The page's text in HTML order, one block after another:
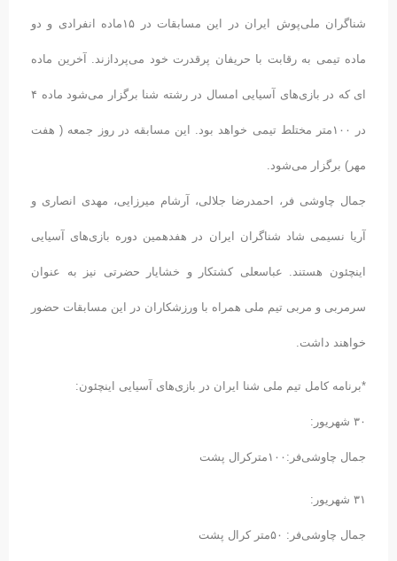
شناگران ملی‌پوش ایران در این مسابقات در ۱۵ماده انفرادی و دو
ماده تیمی به رقابت با حریفان پرقدرت خود می‌پردازند. آخرین ماده
ای که در بازی‌های آسیایی امسال در رشته شنا برگزار می‌شود ماده ۴
در ۱۰۰متر مختلط تیمی خواهد بود. این مسابقه در روز جمعه ( هفت
مهر) برگزار می‌شود.
جمال چاوشی فر، احمدرضا جلالی، آرشام میرزایی، مهدی انصاری و
آریا نسیمی شاد شناگران ایران در هفدهمین دوره بازی‌های آسیایی
اینچئون هستند. عباسعلی کشتکار و خشایار حضرتی نیز به عنوان
سرمربی و مربی تیم ملی همراه با ورزشکاران در این مسابقات حضور
خواهند داشت.
*برنامه کامل تیم ملی شنا ایران در بازی‌های آسیایی اینچئون:
۳۰ شهریور:
جمال چاوشی‌فر:۱۰۰مترکرال پشت
۳۱ شهریور:
جمال چاوشی‌فر: ۵۰متر کرال پشت